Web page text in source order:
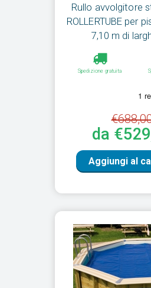
Rullo avvolgitore
ROLLERTUBE per
7,10 m di
Spedizione gratuita
da
Aggiungi al